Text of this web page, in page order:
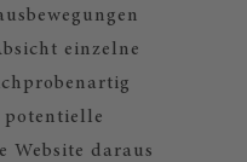
einzelne
potentielle
Website daraus